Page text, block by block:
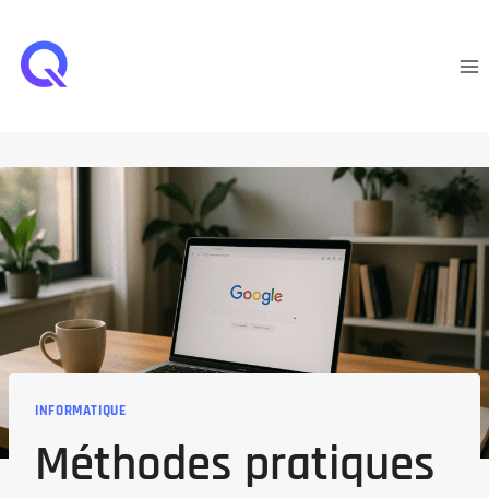
contenu
INFORMATIQUE
Méthodes pratiques